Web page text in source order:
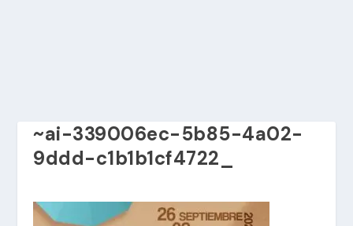
~ai-339006ec-5b85-4a02-
9ddd-c1b1b1cf4722_